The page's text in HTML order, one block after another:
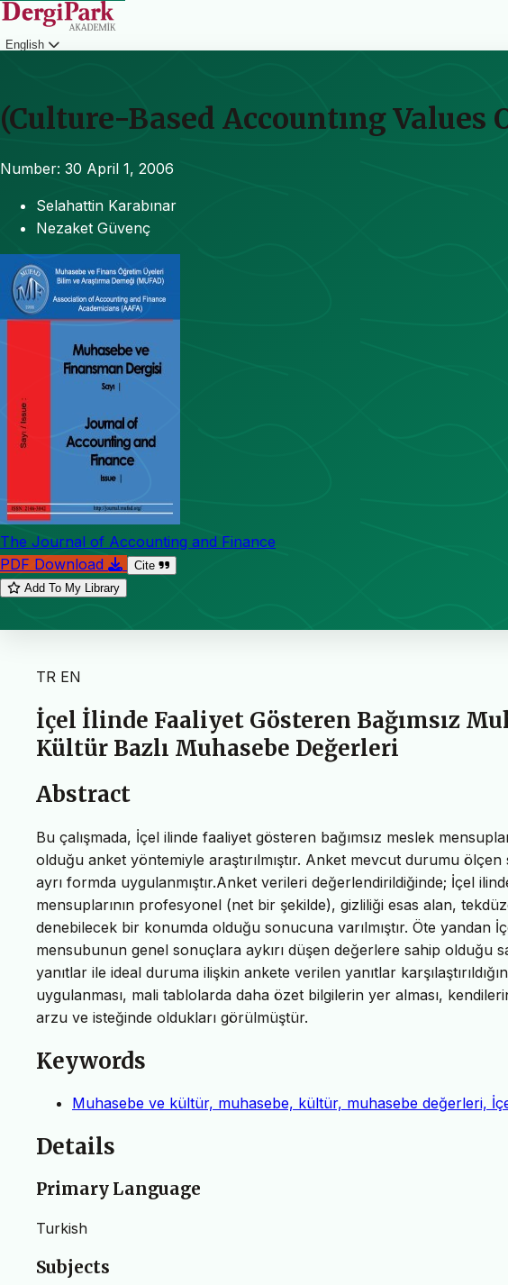
English
(Culture-Based Accountıng Values
Number: 30 April 1, 2006
Selahattin Karabınar
Nezaket Güvenç
The Journal of Accounting and Finance
PDF Download
Cite
Add To My Library
TR EN
İçel İlinde Faaliyet Gösteren Bağımsız
Kültür Bazlı Muhasebe Değerleri
Abstract
Bu çalışmada, İçel ilinde faaliyet gösteren bağımsız meslek
olduğu anket yöntemiyle araştırılmıştır. Anket mevcut durumu
ayrı formda uygulanmıştır.Anket verileri değerlendirildiğinde; İçel
mensuplarının profesyonel (net bir şekilde), gizliliği esas alan,
denebilecek bir konumda olduğu sonucuna varılmıştır. Öte yandan
mensubunun genel sonuçlara aykırı düşen değerlere sahip olduğu
yanıtlar ile ideal duruma ilişkin ankete verilen yanıtlar
uygulanması, mali tablolarda daha özet bilgilerin yer alması,
arzu ve isteğinde oldukları görülmüştür.
Keywords
Muhasebe ve kültür, muhasebe, kültür, muhasebe değerleri,
Details
Primary Language
Turkish
Subjects